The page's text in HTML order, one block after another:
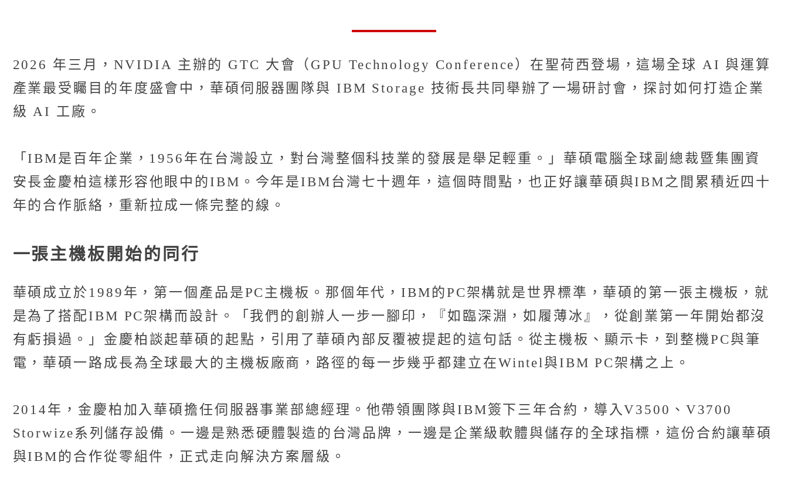
2026 年三月，NVIDIA 主辦的 GTC 大會（GPU Technology Conference）在聖荷西登場，這場全球 AI 與運算
產業最受矚目的年度盛會中，華碩伺服器團隊與 IBM Storage 技術長共同舉辦了一場研討會，探討如何打造企業
級 AI 工廠。
「IBM是百年企業，1956年在台灣設立，對台灣整個科技業的發展是舉足輕重。」華碩電腦全球副總裁暨集團資
安長金慶柏這樣形容他眼中的IBM。今年是IBM台灣七十週年，這個時間點，也正好讓華碩與IBM之間累積近四十
年的合作脈絡，重新拉成一條完整的線。
一張主機板開始的同行
華碩成立於1989年，第一個產品是PC主機板。那個年代，IBM的PC架構就是世界標準，華碩的第一張主機板，就
是為了搭配IBM PC架構而設計。「我們的創辦人一步一腳印，『如臨深淵，如履薄冰』，從創業第一年開始都沒
有虧損過。」金慶柏談起華碩的起點，引用了華碩內部反覆被提起的這句話。從主機板、顯示卡，到整機PC與筆
電，華碩一路成長為全球最大的主機板廠商，路徑的每一步幾乎都建立在Wintel與IBM PC架構之上。
2014年，金慶柏加入華碩擔任伺服器事業部總經理。他帶領團隊與IBM簽下三年合約，導入V3500、V3700
Storwize系列儲存設備。一邊是熟悉硬體製造的台灣品牌，一邊是企業級軟體與儲存的全球指標，這份合約讓華碩
與IBM的合作從零組件，正式走向解決方案層級。